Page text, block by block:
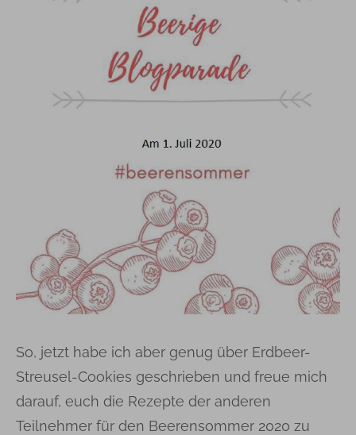
So, jetzt habe ich aber genug über Erdbeer-
Streusel-Cookies geschrieben und freue mich
darauf, euch die Rezepte der anderen
Teilnehmer für den Beerensommer 2020 zu